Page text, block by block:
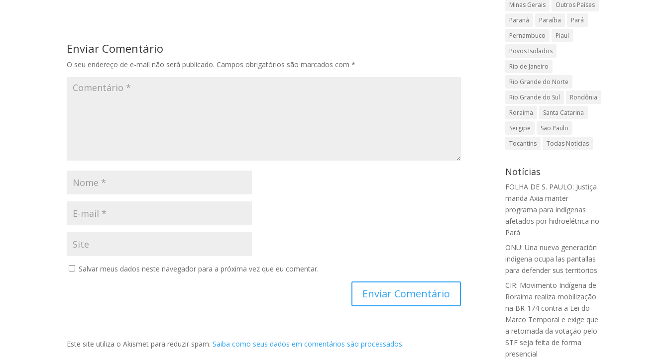
Enviar Comentário
O seu endereço de e-mail não será publicado. Campos obrigatórios são marcados com*
Salvar meus dados neste navegador para a próxima vez que eu comentar.
Este site utiliza o Akismet para reduzir spam.Saiba como seus dados em comentários são processados.
Minas Gerais
Outros Países
Paraná
Paraíba
Pará
Pernambuco
Piauí
Povos Isolados
Rio de Janeiro
Rio Grande do Norte
Rio Grande do Sul
Rondônia
Roraima
Santa Catarina
Sergipe
São Paulo
Tocantins
Todas Notícias
Notícias
FOLHA DE S. PAULO: Justiça
manda Axia manter
programa para indígenas
afetados por hidroelétrica no
Pará
ONU: Una nueva generación
indígena ocupa las pantallas
para defender sus territorios
CIR: Movimento Indígena de
Roraima realiza mobilização
na BR-174 contra a Lei do
Marco Temporal e exige que
a retomada da votação pelo
STF seja feita de forma
presencial